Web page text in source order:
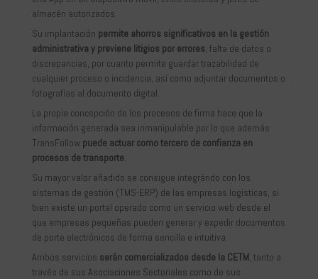
almacén autorizados.
Su implantación permite ahorros significativos en la gestión
administrativa y previene litigios por errores, falta de datos o
discrepancias, por cuanto permite guardar trazabilidad de
cualquier proceso o incidencia, así como adjuntar documentos o
fotografías al documento digital.
La propia concepción de los procesos de firma hace que la
información generada sea inmanipulable por lo que además
TransFollow puede actuar como tercero de confianza en
procesos de transporte.
Su mayor valor añadido se consigue integrándo con los
sistemas de gestión (TMS-ERP) de las empresas logísticas, si
bien existe un portal operado como un servicio web desde el
que empresas pequeñas pueden generar y expedir documentos
de porte electrónicos de forma sencilla e intuitiva.
Ambos servicios serán comercializados desde la CETM, tanto a
través de sus Asociaciones Sectoriales como de sus